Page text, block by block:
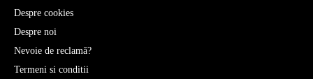
Despre cookies
Despre noi
Nevoie de reclamă?
Termeni si conditii